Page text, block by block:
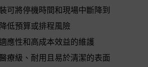
可將停機時間和現場中斷降到
低預算或排程風險
應性和高成本效益的維護
療級、耐用且易於清潔的表面